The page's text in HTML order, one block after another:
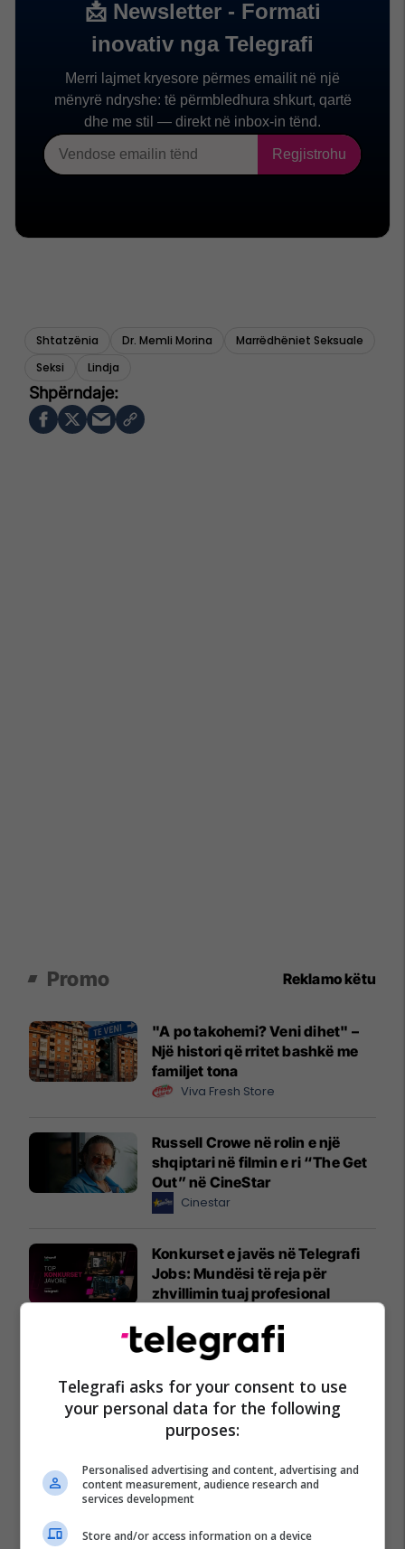
Shtatzënia Dr. Memli Morina
Marrëdhëniet Seksuale
Seksi
Lindja
Promo Reklamo këtu
"A po takohemi? Veni dihet" –
Një histori që rritet bashkë me
familjet tona
Viva Fresh Store
Russell Crowe në rolin e një
shqiptari në filmin e ri “The Get
Out” në CineStar
Cinestar
Konkurset e javës në Telegrafi
Jobs: Mundësi të reja për
zhvillimin tuaj profesional
Karburant cilësor dhe shumë
më tepër!
Petrol Company
Telegrafi asks for your consent to use
your personal data for the following
purposes:
Personalised advertising and content, advertising and
content measurement, audience research and
services development
Store and/or access information on a device